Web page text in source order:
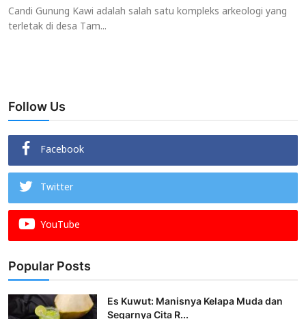
Candi Gunung Kawi adalah salah satu kompleks arkeologi yang
terletak di desa Tam...
Follow Us
Facebook
Twitter
YouTube
Popular Posts
Es Kuwut: Manisnya Kelapa Muda dan
Segarnya Cita R...